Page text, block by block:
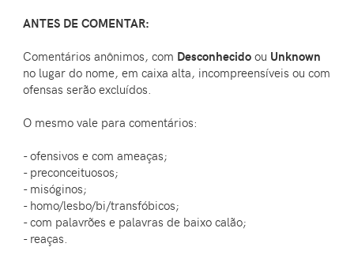
ANTES DE COMENTAR:
Comentários anônimos, com Desconhecido ou Unknown
no lugar do nome, em caixa alta, incompreensíveis ou com
ofensas serão excluídos.
O mesmo vale para comentários:
- ofensivos e com ameaças;
- preconceituosos;
- misóginos;
- homo/lesbo/bi/transfóbicos;
- com palavrões e palavras de baixo calão;
- reaças.